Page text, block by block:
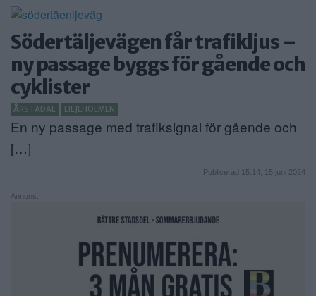
Södertäljevägen får trafikljus –
ny passage byggs för gående och
cyklister
ÅRSTADAL LILJEHOLMEN
En ny passage med trafiksignal för gående och
[…]
Publicerad 15:14, 15 juni 2024
Annons: